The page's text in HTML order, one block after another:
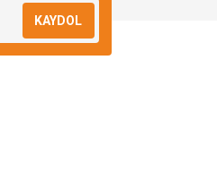
KAYDOL